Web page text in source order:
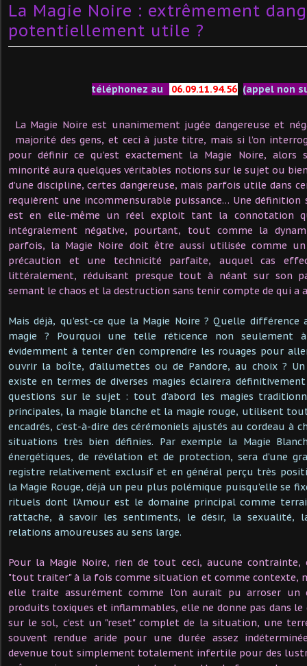
La Magie Noire : extrêmement
potentiellement utile ?
téléphonez au 06.09.11.94.56 (appel non
La Magie Noire est unanimement jugée dangereuse et
majorité des gens, et ceci à juste titre, mais si l’on
pour définir ce qu’est exactement la Magie Noire,
minorité aura quelques véritables notions sur le sujet ou
d’une discipline, certes dangereuse, mais parfois utile dans
requièrent une incommensurable puissance… Une définition
est en elle-même un réel exploit tant la connotation
intégralement négative, pourtant, tout comme la
parfois, la Magie Noire doit être aussi utilisée comme
précaution et une technicité parfaite, auquel cas
littéralement, réduisant presque tout à néant sur son
semant le chaos et la destruction sans tenir compte de qui a
Mais déjà, qu’est-ce que la Magie Noire ? Quelle différence
magie ? Pourquoi une telle réticence non seulement
évidemment à tenter d’en comprendre les rouages pour
ouvrir la boîte, d’allumettes ou de Pandore, au choix ?
existe en termes de diverses magies éclairera
questions sur le sujet : tout d’abord les magies
principales, la magie blanche et la magie rouge, utilisent
encadrés, c’est-à-dire des cérémoniels ajustés au cordeau à
situations très bien définies. Par exemple la Magie
énergétiques, de révélation et de protection, sera d’une
registre relativement exclusif et en général perçu très
la Magie Rouge, déjà un peu plus polémique puisqu’elle se
rituels dont l’Amour est le domaine principal comme
rattache, à savoir les sentiments, le désir, la sexualité,
relations amoureuses au sens large.
Pour la Magie Noire, rien de tout ceci, aucune
"tout traiter" à la fois comme situation et comme contexte,
elle traite assurément comme l’on aurait pu arroser un
produits toxiques et inflammables, elle ne donne pas dans
sur le sol, c’est un "reset" complet de la situation, une
souvent rendue aride pour une durée assez
devenue tout simplement totalement infertile pour des